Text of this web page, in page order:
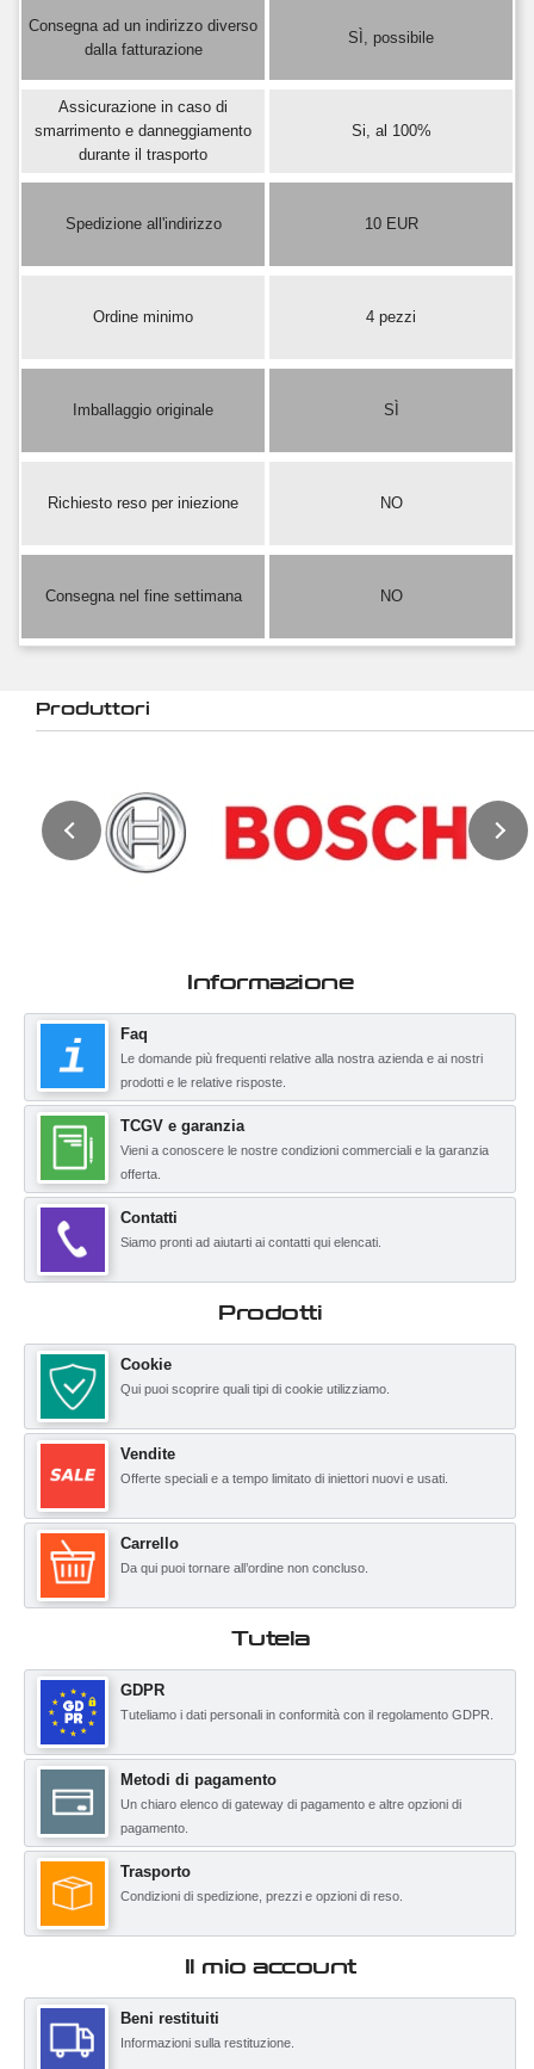
Consegna ad un indirizzo diverso
dalla fatturazione
SÌ, possibile
Assicurazione in caso di
smarrimento e danneggiamento
durante il trasporto
Si, al 100%
Spedizione all'indirizzo 10 EUR
Ordine minimo 4 pezzi
Imballaggio originale SÌ
Richiesto reso per iniezione NO
Consegna nel fine settimana NO
Produttori
Informazione
Faq
Le domande più frequenti relative alla nostra azienda e ai nostri
prodotti e le relative risposte.
TCGV e garanzia
Vieni a conoscere le nostre condizioni commerciali e la garanzia
offerta.
Contatti
Siamo pronti ad aiutarti ai contatti qui elencati.
Prodotti
Cookie
Qui puoi scoprire quali tipi di cookie utilizziamo.
Vendite
Offerte speciali e a tempo limitato di iniettori nuovi e usati.
Carrello
Da qui puoi tornare all’ordine non concluso.
Tutela
GDPR
Tuteliamo i dati personali in conformità con il regolamento GDPR.
Metodi di pagamento
Un chiaro elenco di gateway di pagamento e altre opzioni di
pagamento.
Trasporto
Condizioni di spedizione, prezzi e opzioni di reso.
Il mio account
Beni restituiti
Informazioni sulla restituzione.